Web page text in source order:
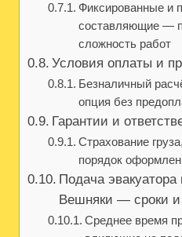
Фиксированные и
составляющие —
сложность работ
Условия оплаты и
Безналичный
опция без
Гарантии и
Страхование
порядок
Подача
Вешняки — сроки и
Среднее время